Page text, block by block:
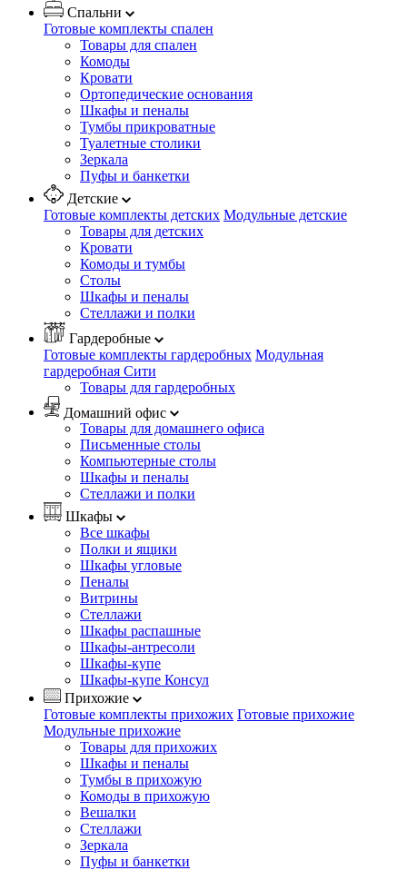
Спальни
Готовые комплекты спален
Товары для спален
Комоды
Кровати
Ортопедические основания
Шкафы и пеналы
Тумбы прикроватные
Туалетные столики
Зеркала
Пуфы и банкетки
Детские
Готовые комплекты детских Модульные детские
Товары для детских
Кровати
Комоды и тумбы
Столы
Шкафы и пеналы
Стеллажи и полки
Гардеробные
Готовые комплекты гардеробных Модульная
гардеробная Сити
Товары для гардеробных
Домашний офис
Товары для домашнего офиса
Письменные столы
Компьютерные столы
Шкафы и пеналы
Стеллажи и полки
Шкафы
Все шкафы
Полки и ящики
Шкафы угловые
Пеналы
Витрины
Стеллажи
Шкафы распашные
Шкафы-антресоли
Шкафы-купе
Шкафы-купе Консул
Прихожие
Готовые комплекты прихожих Готовые прихожие
Модульные прихожие
Товары для прихожих
Шкафы и пеналы
Тумбы в прихожую
Комоды в прихожую
Вешалки
Стеллажи
Зеркала
Пуфы и банкетки